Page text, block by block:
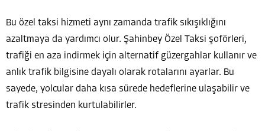
Bu özel taksi hizmeti aynı zamanda trafik sıkışıklığını
azaltmaya da yardımcı olur. Şahinbey Özel Taksi şoförleri,
trafiği en aza indirmek için alternatif güzergahlar kullanır ve
anlık trafik bilgisine dayalı olarak rotalarını ayarlar. Bu
sayede, yolcular daha kısa sürede hedeflerine ulaşabilir ve
trafik stresinden kurtulabilirler.